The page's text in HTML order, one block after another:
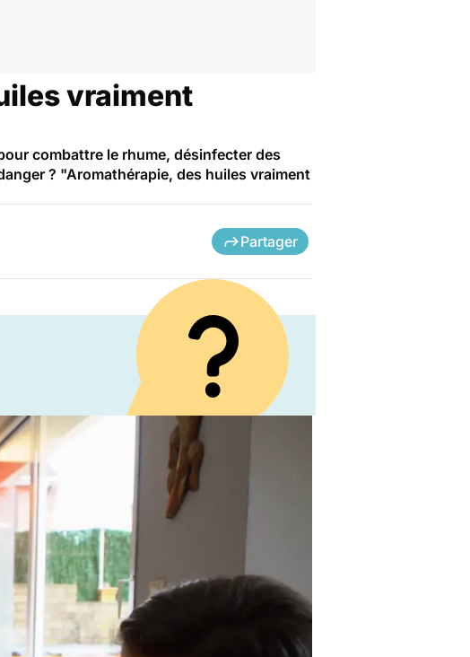
vraiment
combattre le rhume, désinfecter des
? "Aromathérapie, des huiles vraiment
Partager